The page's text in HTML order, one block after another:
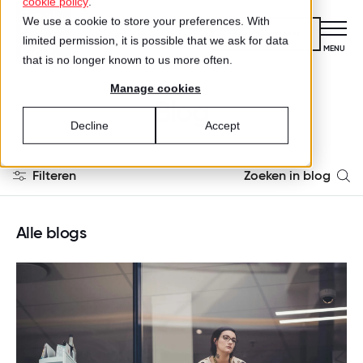
We use a cookie to store your preferences. With
limited permission, it is possible that we ask for data
that is no longer known to us more often.
Manage cookies
Accept
Decline
Kennismaken
MENU
CLOSE
VOOR ORGANISATIES
Wat is certificering?
Gecertificeerde organisaties
Is jouw organisatie een great place
to work?
Diensten
Medewerkersonderzoek
Certificering
Culture Coaching
Best Workplaces™ Nederland
Agenda
Blog
Ons verhaal
Blog
Filteren Zoeken in blog
Goed werkgeverschap
Organisatiecultuur
Leiderschap
Alle blogs